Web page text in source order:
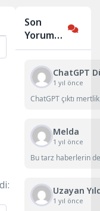
Son
Yorumlar
ChatGPT
1 yıl önce
ChatGPT çıktı
Melda
1 yıl önce
Bu tarz haberlerin
Uzayan
1 yıl önce